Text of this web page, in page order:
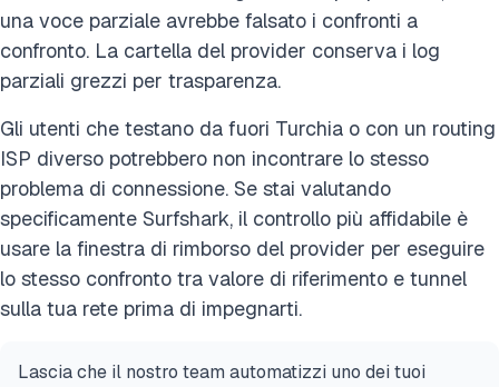
una voce parziale avrebbe falsato i confronti a
confronto. La cartella del provider conserva i log
parziali grezzi per trasparenza.
Gli utenti che testano da fuori Turchia o con un routing
ISP diverso potrebbero non incontrare lo stesso
problema di connessione. Se stai valutando
specificamente Surfshark, il controllo più affidabile è
usare la finestra di rimborso del provider per eseguire
lo stesso confronto tra valore di riferimento e tunnel
sulla tua rete prima di impegnarti.
Lascia che il nostro team automatizzi uno dei tuoi